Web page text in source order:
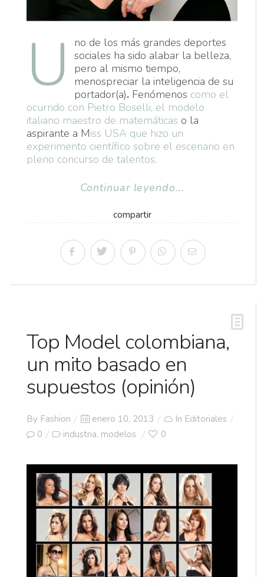
U
no de los más grandes deportes
sociales ha sido alabar la belleza,
pero al mismo tiempo,
menospreciar la inteligencia de su
portador(a). Fenómenos como el
ocurrido con Pietro Boselli, el modelo
italiano maestro de matemáticas o la
aspirante a Miss USA que hizo un
experimento científico sobre el escenario en
pleno concurso de talentos,
Continuar leyendo...
compartir
Top Model colombiana,
un mito basado en
supuestos (opinión)
By Fashion
Posted
on
enero 10, 2013 In Editoriales
0
industria, modelos 0